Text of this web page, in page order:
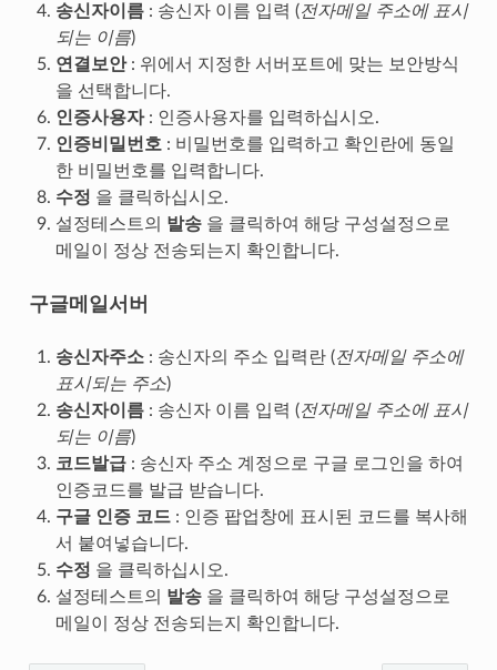
송신자이름: 송신자 이름 입력 (전자메일 주소에 표시
되는 이름)
연결보안: 위에서 지정한 서버포트에 맞는 보안방식
을 선택합니다.
인증사용자: 인증사용자를 입력하십시오.
인증비밀번호 : 비밀번호를 입력하고 확인란에 동일
한 비밀번호를 입력합니다.
수정 을 클릭하십시오.
설정테스트의 발송을 클릭하여 해당 구성설정으로
메일이 정상 전송되는지 확인합니다.
구글메일서버
송신자주소: 송신자의 주소 입력란 (전자메일 주소에
표시되는 주소)
송신자이름: 송신자 이름 입력 (전자메일 주소에 표시
되는 이름)
코드발급: 송신자 주소 계정으로 구글 로그인을 하여
인증코드를 발급 받습니다.
구글 인증 코드: 인증 팝업창에 표시된 코드를 복사해
서 붙여넣습니다.
수정 을 클릭하십시오.
설정테스트의 발송을 클릭하여 해당 구성설정으로
메일이 정상 전송되는지 확인합니다.